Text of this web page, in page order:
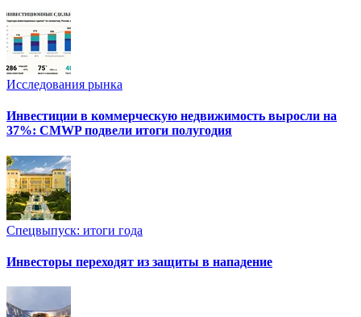
Исследования рынка
Инвестиции в коммерческую недвижимость выросли на
37%: CMWP подвели итоги полугодия
Спецвыпуск: итоги года
Инвесторы переходят из защиты в нападение